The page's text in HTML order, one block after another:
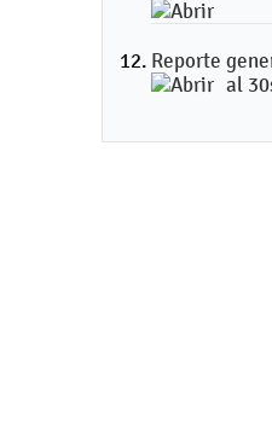
Reporte
al